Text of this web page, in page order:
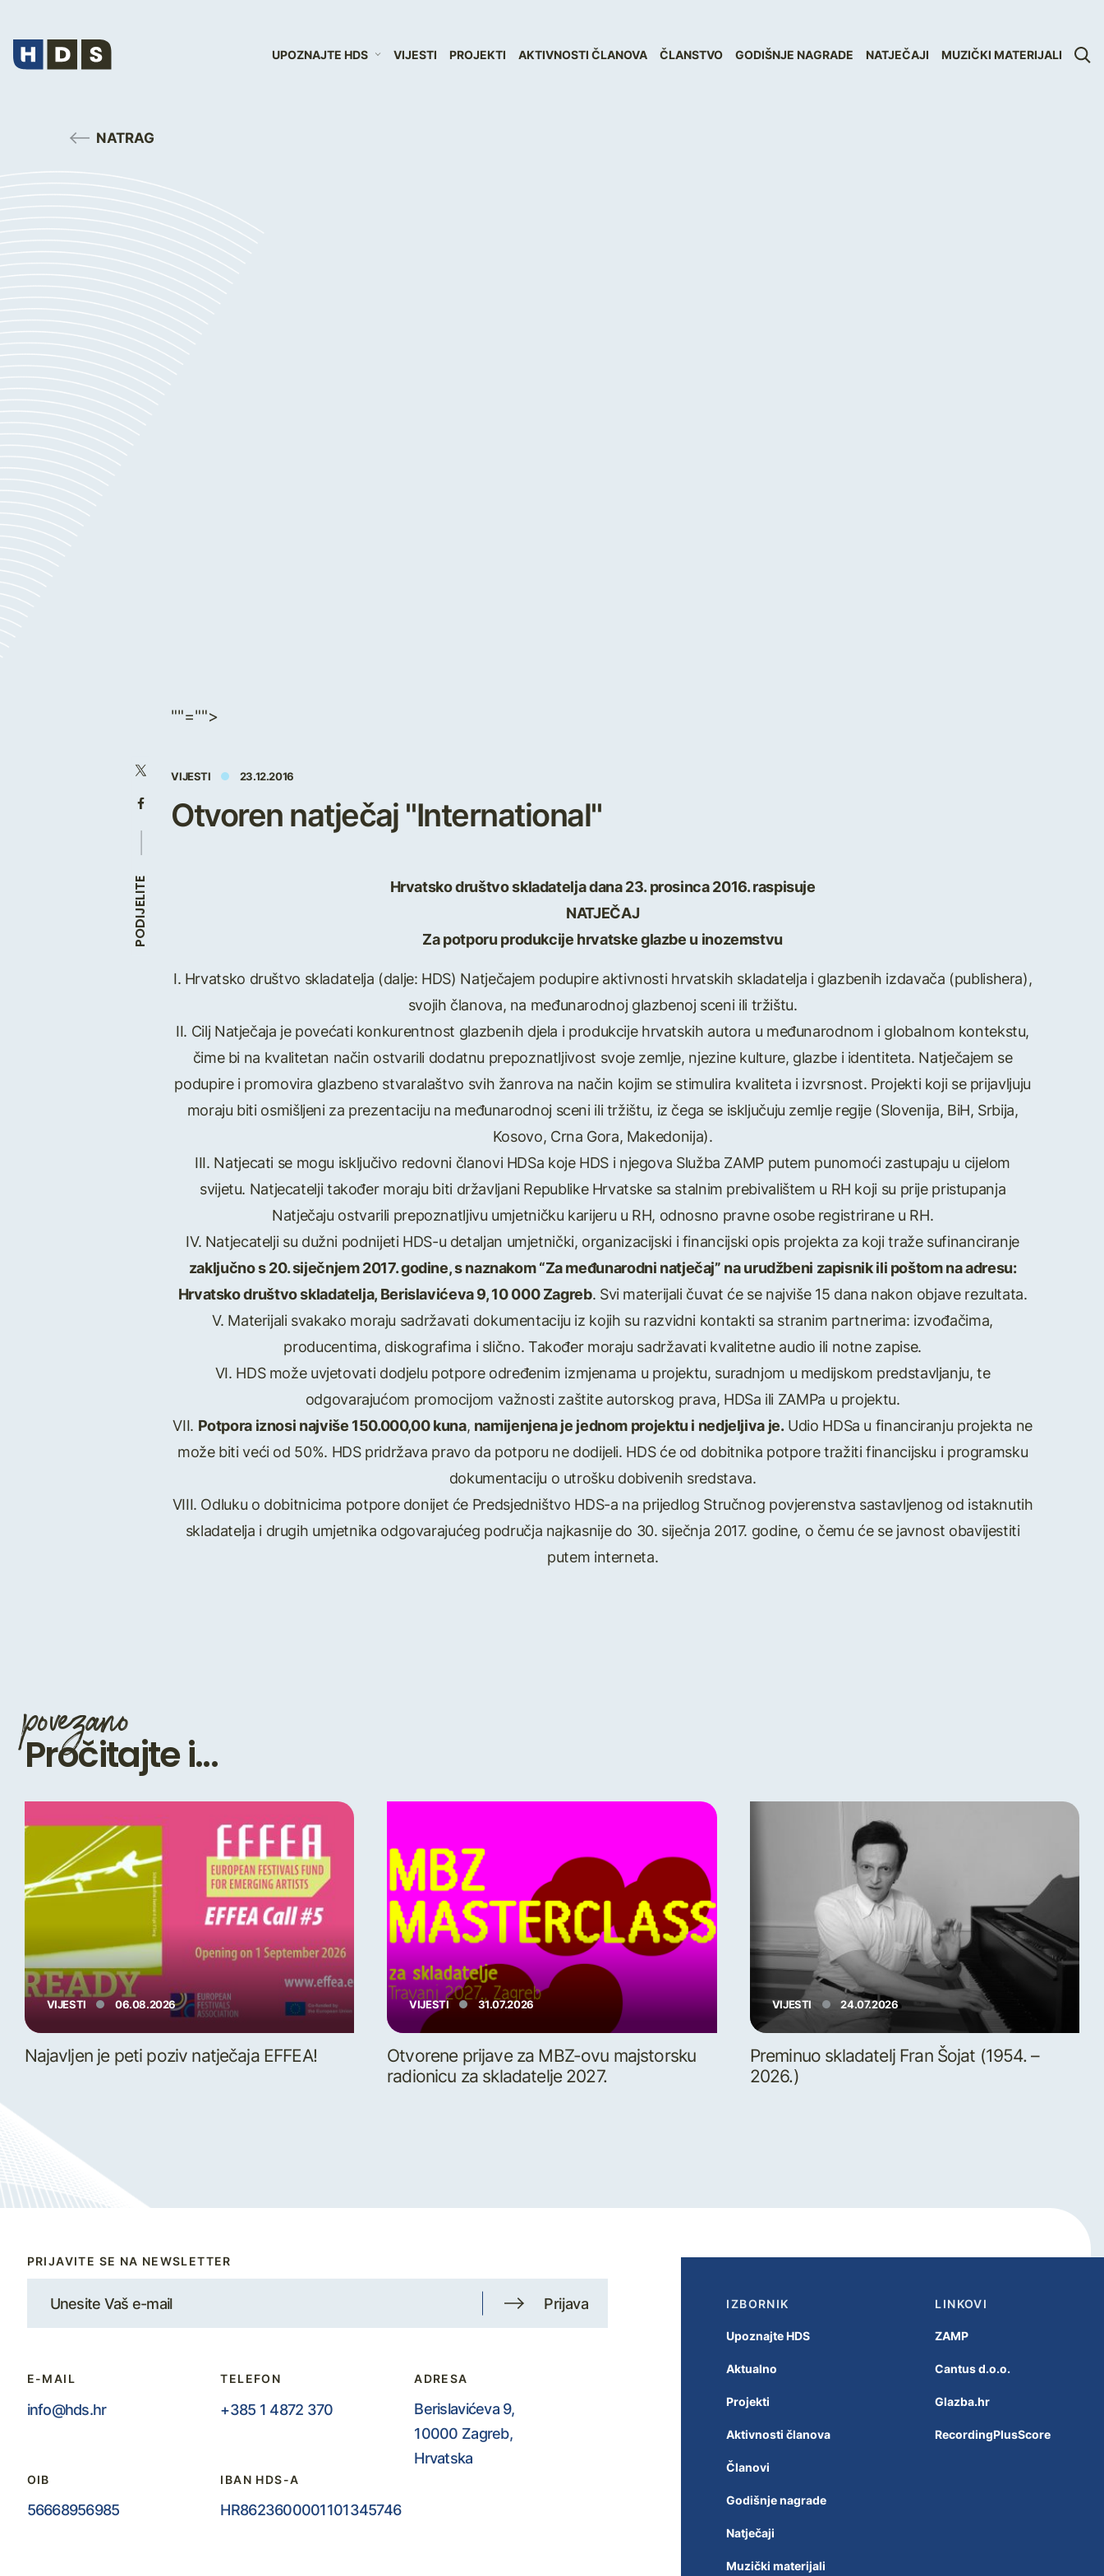
UPOZNAJTE HDS VIJESTI PROJEKTI AKTIVNOSTI ČLANOVA ČLANSTVO GODIŠNJE NAGRADE NATJEČAJI MUZIČKI MATERIJALI
NATRAG
""="">
PODIJELITE
VIJESTI 23.12.2016
Otvoren natječaj "International"
Hrvatsko društvo skladatelja dana 23. prosinca 2016. raspisuje
NATJEČAJ
Za potporu produkcije hrvatske glazbe u inozemstvu
I. Hrvatsko društvo skladatelja (dalje: HDS) Natječajem podupire aktivnosti hrvatskih skladatelja i glazbenih izdavača (publishera),
svojih članova, na međunarodnoj glazbenoj sceni ili tržištu.
II. Cilj Natječaja je povećati konkurentnost glazbenih djela i produkcije hrvatskih autora u međunarodnom i globalnom kontekstu,
čime bi na kvalitetan način ostvarili dodatnu prepoznatljivost svoje zemlje, njezine kulture, glazbe i identiteta. Natječajem se
podupire i promovira glazbeno stvaralaštvo svih žanrova na način kojim se stimulira kvaliteta i izvrsnost. Projekti koji se prijavljuju
moraju biti osmišljeni za prezentaciju na međunarodnoj sceni ili tržištu, iz čega se isključuju zemlje regije (Slovenija, BiH, Srbija,
Kosovo, Crna Gora, Makedonija).
III. Natjecati se mogu isključivo redovni članovi HDSa koje HDS i njegova Služba ZAMP putem punomoći zastupaju u cijelom
svijetu. Natjecatelji također moraju biti državljani Republike Hrvatske sa stalnim prebivalištem u RH koji su prije pristupanja
Natječaju ostvarili prepoznatljivu umjetničku karijeru u RH, odnosno pravne osobe registrirane u RH.
IV. Natjecatelji su dužni podnijeti HDS-u detaljan umjetnički, organizacijski i financijski opis projekta za koji traže sufinanciranje
zaključno s 20. siječnjem 2017. godine, s naznakom “Za međunarodni natječaj” na urudžbeni zapisnik ili poštom na adresu:
Hrvatsko društvo skladatelja, Berislavićeva 9, 10 000 Zagreb. Svi materijali čuvat će se najviše 15 dana nakon objave rezultata.
V. Materijali svakako moraju sadržavati dokumentaciju iz kojih su razvidni kontakti sa stranim partnerima: izvođačima,
producentima, diskografima i slično. Također moraju sadržavati kvalitetne audio ili notne zapise.
VI. HDS može uvjetovati dodjelu potpore određenim izmjenama u projektu, suradnjom u medijskom predstavljanju, te
odgovarajućom promocijom važnosti zaštite autorskog prava, HDSa ili ZAMPa u projektu.
VII. Potpora iznosi najviše 150.000,00 kuna, namijenjena je jednom projektu i nedjeljiva je.Udio HDSa u financiranju projekta ne
može biti veći od 50%. HDS pridržava pravo da potporu ne dodijeli. HDS će od dobitnika potpore tražiti financijsku i programsku
dokumentaciju o utrošku dobivenih sredstava.
VIII. Odluku o dobitnicima potpore donijet će Predsjedništvo HDS-a na prijedlog Stručnog povjerenstva sastavljenog od istaknutih
skladatelja i drugih umjetnika odgovarajućeg područja najkasnije do 30. siječnja 2017. godine, o čemu će se javnost obavijestiti
putem interneta.
povezano
Pročitajte i...
VIJESTI 06.08.2026
Najavljen je peti poziv natječaja EFFEA!
VIJESTI 31.07.2026
Otvorene prijave za MBZ-ovu majstorsku
radionicu za skladatelje 2027.
VIJESTI 24.07.2026
Preminuo skladatelj Fran Šojat (1954. –
2026.)
PRIJAVITE SE NA NEWSLETTER
Prijava
E-MAIL
info@hds.hr
TELEFON
+385 1 4872 370
ADRESA
Berislavićeva 9,
10000 Zagreb,
Hrvatska
OIB
56668956985
IBAN HDS-A
HR8623600001101345746
IZBORNIK
Upoznajte HDS
Aktualno
Projekti
Aktivnosti članova
Članovi
Godišnje nagrade
Natječaji
Muzički materijali
LINKOVI
ZAMP
Cantus d.o.o.
Glazba.hr
RecordingPlusScore